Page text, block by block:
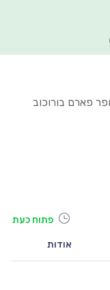
פארם בורוכוב
פתוח כעת
אודות